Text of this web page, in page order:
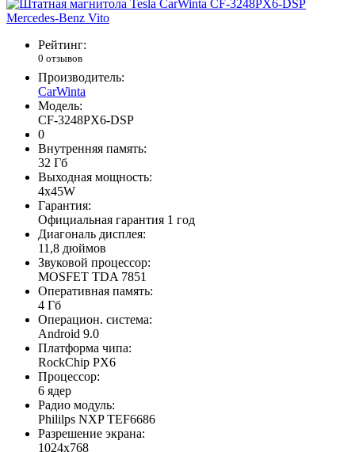
Рейтинг:
0 отзывов
Производитель:
CarWinta
Модель:
CF-3248PX6-DSP
0
Внутренняя память:
32 Гб
Выходная мощность:
4x45W
Гарантия:
Официальная гарантия 1 год
Диагональ дисплея:
11,8 дюймов
Звуковой процессор:
MOSFET TDA 7851
Оперативная память:
4 Гб
Операцион. система:
Android 9.0
Платформа чипа:
RockChip PX6
Процессор:
6 ядер
Радио модуль:
Phililps NXP TEF6686
Разрешение экрана:
1024x768